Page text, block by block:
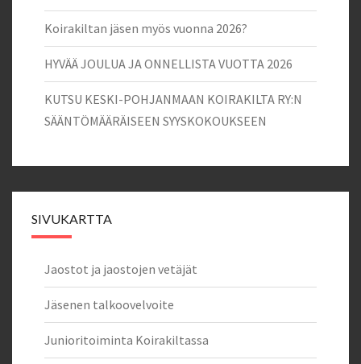
Koirakiltan jäsen myös vuonna 2026?
HYVÄÄ JOULUA JA ONNELLISTA VUOTTA 2026
KUTSU KESKI-POHJANMAAN KOIRAKILTA RY:N
SÄÄNTÖMÄÄRÄISEEN SYYSKOKOUKSEEN
SIVUKARTTA
Jaostot ja jaostojen vetäjät
Jäsenen talkoovelvoite
Junioritoiminta Koirakiltassa